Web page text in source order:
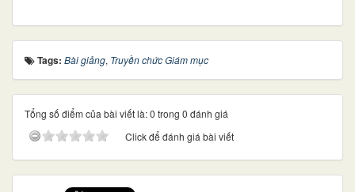
Tags: Bài giảng, Truyền chức Giám mục
Tổng số điểm của bài viết là: 0 trong 0 đánh giá
Click để đánh giá bài viết